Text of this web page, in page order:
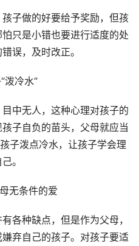
子做的好要给予奖励，但孩
只是小错也要进行适度的处
误，及时改正。
冷水”
中无人，这种心理对孩子的
子自负的苗头，父母就应当
子泼点冷水，让孩子学会理
。
无条件的爱
种缺点，但是作为父母，
弃自己的孩子。对孩子要适